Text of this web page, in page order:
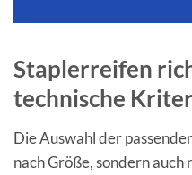
Staplerreifen
technische
Die Auswahl der
nach Größe, sondern